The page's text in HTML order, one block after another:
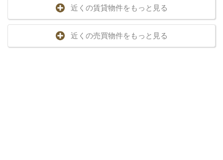
近くの賃貸物件をもっと見る
近くの売買物件をもっと見る